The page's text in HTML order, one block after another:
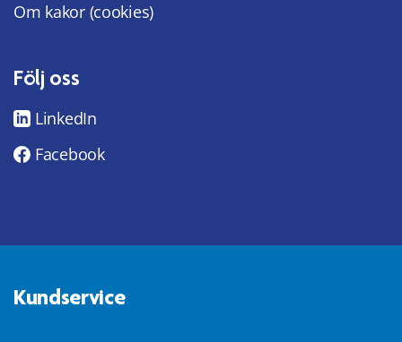
Om kakor (cookies)
Följ oss
LinkedIn
Facebook
Kundservice